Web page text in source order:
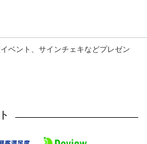
ベント、サインチェキなどプレゼン